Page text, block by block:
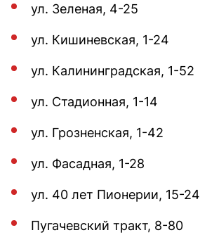
ул. Зеленая, 4-25
ул. Кишиневская, 1-24
ул. Калининградская, 1-52
ул. Стадионная, 1-14
ул. Грозненская, 1-42
ул. Фасадная, 1-28
ул. 40 лет Пионерии, 15-24
Пугачевский тракт, 8-80